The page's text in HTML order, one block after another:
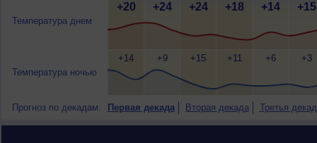
Температура днем
Температура ночью
+20
+14
+24
+9
+24
+15
+18
+11
+14
+6
+15
+3
Прогноз по декадам: Первая декада Вторая декада Третья